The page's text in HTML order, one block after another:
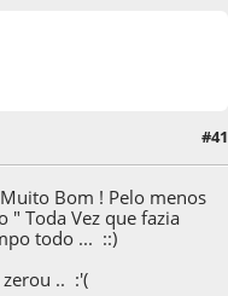
13 de October de 2009, as 02:35:00#41
Bom ! Pelo menos
" Toda Vez que fazia
todo ... ::)
zerou .. :'(